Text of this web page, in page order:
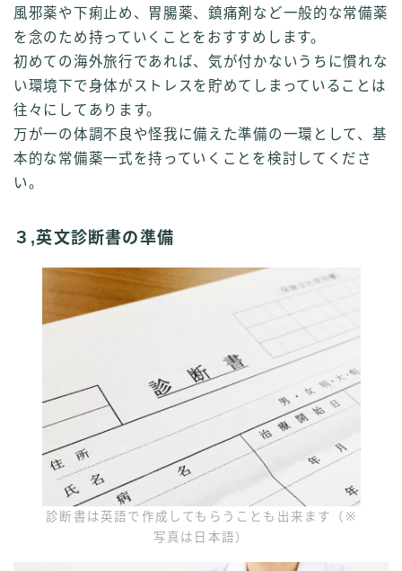
風邪薬や下痢止め、胃腸薬、鎮痛剤など一般的な常備薬
を念のため持っていくことをおすすめします。
初めての海外旅行であれば、気が付かないうちに慣れな
い環境下で身体がストレスを貯めてしまっていることは
往々にしてあります。
万が一の体調不良や怪我に備えた準備の一環として、基
本的な常備薬一式を持っていくことを検討してくださ
い。
３,英文診断書の準備
診断書は英語で作成してもらうことも出来ます（※
写真は日本語）